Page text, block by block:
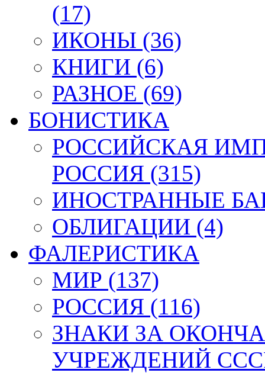
(17)
ИКОНЫ (36)
КНИГИ (6)
РАЗНОЕ (69)
БОНИСТИКА
РОССИЙСКАЯ
РОССИЯ (315)
ИНОСТРАННЫЕ
ОБЛИГАЦИИ (4)
ФАЛЕРИСТИКА
МИР (137)
РОССИЯ (116)
ЗНАКИ ЗА
УЧРЕЖДЕНИЙ